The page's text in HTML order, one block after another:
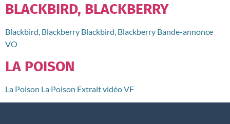
BLACKBIRD, BLACKBERRY
Blackbird, Blackberry Blackbird, Blackberry Bande-annonce
VO
LA POISON
La Poison La Poison Extrait vidéo VF